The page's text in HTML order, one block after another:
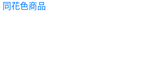
花色商品